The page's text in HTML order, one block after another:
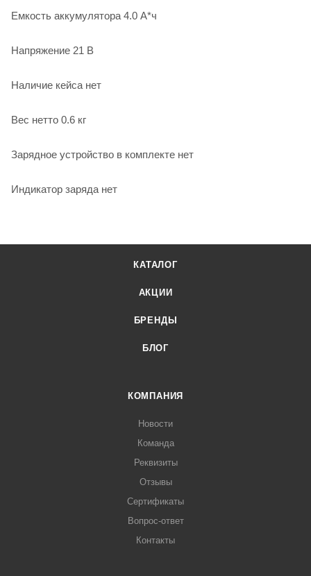
Емкость аккумулятора 4.0 А*ч
Напряжение 21 В
Наличие кейса нет
Вес нетто 0.6 кг
Зарядное устройство в комплекте нет
Индикатор заряда нет
КАТАЛОГ
АКЦИИ
БРЕНДЫ
БЛОГ
КОМПАНИЯ
Новости
Команда
Реквизиты
Отзывы
Сертификаты
Вопрос-ответ
Контакты